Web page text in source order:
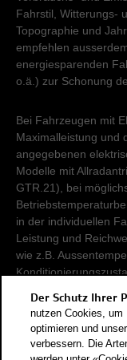
Fahrstil, Witterungs-
Topographie und
empfehlen
energiesparenden
o.ä.) zur Schonung
Bei Fahrzeugen mit
Maximalleistung und
angegebenen
Modelle mit
GTR.21), bei
in der individuellen
Leistung und
wie z.B.
Damit
(Benzin, Diesel,
Der Schutz Ihrer
nutzen Cookies, um
optimieren und
verbessern. Die